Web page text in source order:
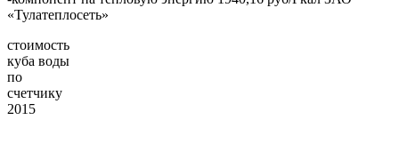
«Тулатеплосеть»
стоимость
куба воды
по
счетчику
2015